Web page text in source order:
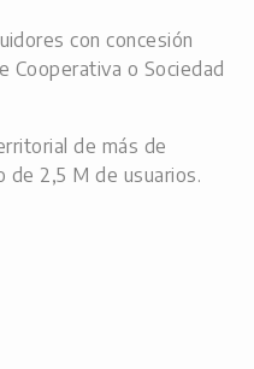
con concesión
Cooperativa o Sociedad
de más de
de 2,5 M de usuarios.